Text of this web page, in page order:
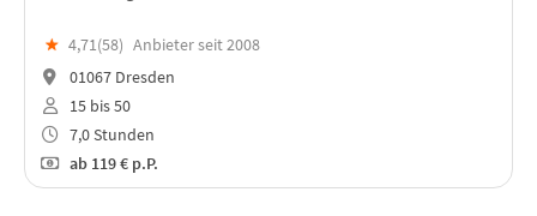
★ 4,71(58) Anbieter seit 2008
01067 Dresden
15 bis 50
7,0 Stunden
ab119 € p.P.